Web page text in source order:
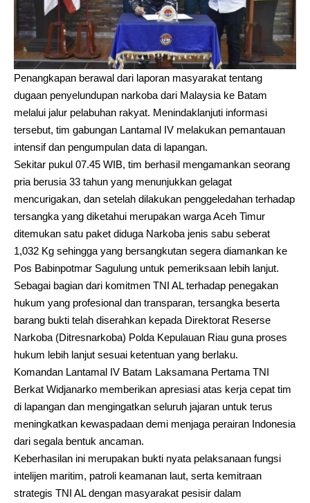
Penangkapan berawal dari laporan masyarakat tentang
dugaan penyelundupan narkoba dari Malaysia ke Batam
melalui jalur pelabuhan rakyat. Menindaklanjuti informasi
tersebut, tim gabungan Lantamal IV melakukan pemantauan
intensif dan pengumpulan data di lapangan.
Sekitar pukul 07.45 WIB, tim berhasil mengamankan seorang
pria berusia 33 tahun yang menunjukkan gelagat
mencurigakan, dan setelah dilakukan penggeledahan terhadap
tersangka yang diketahui merupakan warga Aceh Timur
ditemukan satu paket diduga Narkoba jenis sabu seberat
1,032 Kg sehingga yang bersangkutan segera diamankan ke
Pos Babinpotmar Sagulung untuk pemeriksaan lebih lanjut.
Sebagai bagian dari komitmen TNI AL terhadap penegakan
hukum yang profesional dan transparan, tersangka beserta
barang bukti telah diserahkan kepada Direktorat Reserse
Narkoba (Ditresnarkoba) Polda Kepulauan Riau guna proses
hukum lebih lanjut sesuai ketentuan yang berlaku.
Komandan Lantamal IV Batam Laksamana Pertama TNI
Berkat Widjanarko memberikan apresiasi atas kerja cepat tim
di lapangan dan mengingatkan seluruh jajaran untuk terus
meningkatkan kewaspadaan demi menjaga perairan Indonesia
dari segala bentuk ancaman.
Keberhasilan ini merupakan bukti nyata pelaksanaan fungsi
intelijen maritim, patroli keamanan laut, serta kemitraan
strategis TNI AL dengan masyarakat pesisir dalam